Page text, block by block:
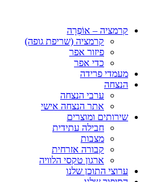
קרמציה – אוֹפְרָה
קרמציה (שריפת גופה)
פיזור אפר
כדי אפר
מעמדי פרידה
הנצחה
ערבי הנצחה
אתר הנצחה אישי
שירותים ומוצרים
חבילה עתידית
מצבות
קבורה אזרחית
ארגון טקסי הלוויה
ערוצי התוכן שלנו